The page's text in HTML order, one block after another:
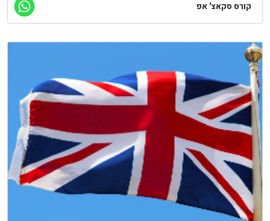
סקאצ' אפ